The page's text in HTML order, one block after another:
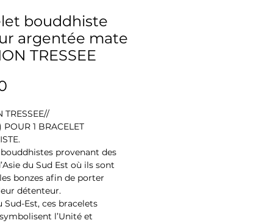
bouddhiste
argentée mate
TRESSEE
TRESSEE//
POUR 1 BRACELET
provenant des
du Sud Est où ils sont
bonzes afin de porter
détenteur.
Sud-Est, ces bracelets
l’Unité et